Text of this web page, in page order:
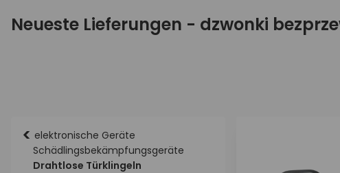
Neueste Lieferungen - dzwonki
< elektronische Geräte
Schädlingsbekämpfungsgeräte
Drahtlose Türklingeln